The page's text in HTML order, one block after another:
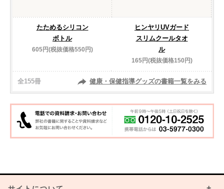
たためるシリコン
ボトル
605円(税抜価格550円)
ヒンヤリUVガード
スリムクールタオ
ル
165円(税抜価格150円)
全155冊 健康・保健指導グッズの書籍一覧をみる